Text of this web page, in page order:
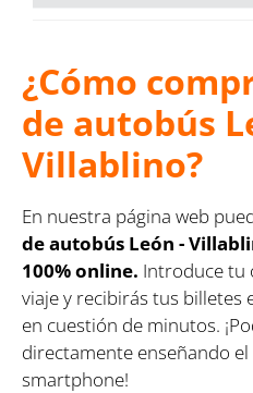
¿Cómo
de autobús
Villablino?
En nuestra página web
de autobús León -
100% online. Introduce tu
viaje y recibirás tus billetes
en cuestión de minutos.
directamente enseñando
smartphone!